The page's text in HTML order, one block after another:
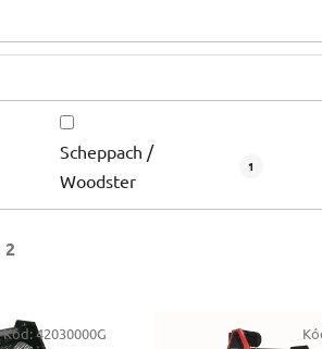
Scheppach /
Woodster
1
2
Kód:42030000G